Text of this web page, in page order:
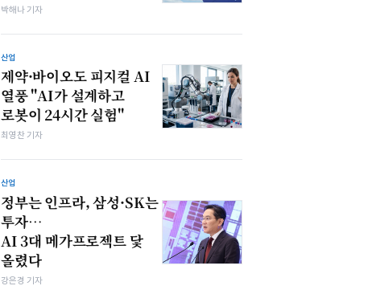
박해나 기자
산업
제약·바이오도 피지컬 AI
열풍 "AI가 설계하고
로봇이 24시간 실험"
최영찬 기자
산업
정부는 인프라, 삼성·SK는
투자…
AI 3대 메가프로젝트 닻
올렸다
강은경 기자